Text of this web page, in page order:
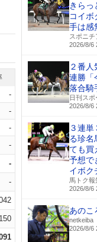
-
-
-
-
-
-
きらっ
コイ
手は感
スポニチ
2026/8/6
２番人
連勝「
落合騎
日刊スポ
2026/8/6
３連
る珍名
ても買
予想で
イボク
馬トク報
2026/8/6
あのこ
netkeiba
2026/8/6